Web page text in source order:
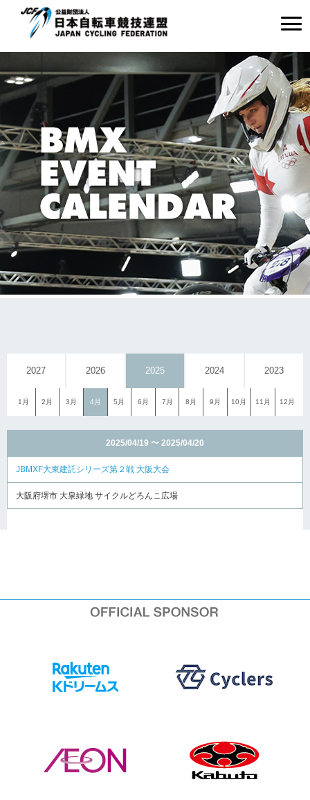
2027 2026 2025 2024 2023
1月 2月 3月 4月 5月 6月 7月 8月 9月 10月 11月 12月
2025/04/19 〜 2025/04/20
JBMXF大東建託シリーズ第２戦 大阪大会
大阪府堺市 大泉緑地 サイクルどろんこ広場